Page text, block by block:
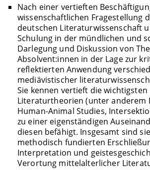
Nach einer vertieften
wissenschaftlichen Fragestellung
deutschen Literaturwissenschaft
Schulung in der mündlichen und
Darlegung und Diskussion von
Absolvent:innen in der Lage zur
reflektierten Anwendung
mediävistischer
Sie kennen vertieft die wichtigsten
Literaturtheorien (unter anderem
Human-Animal Studies,
zu einer eigenständigen
diesen befähigt. Insgesamt sind
methodisch fundierten
Interpretation und
Verortung mittelalterlicher